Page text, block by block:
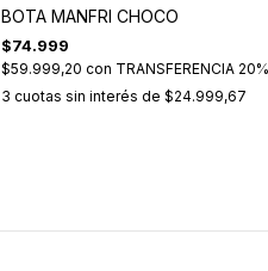
BOTA MANFRI CHOCO
$74.999
$59.999,20 con TRANSFERENCIA
3 cuotas sin interés de $24.999,67